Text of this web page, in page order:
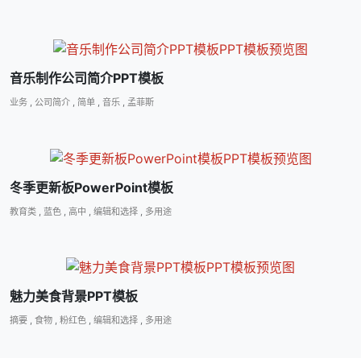
音乐制作公司简介PPT模板
业务 , 公司简介 , 简单 , 音乐 , 孟菲斯
冬季更新板PowerPoint模板
教育类 蓝色 高中 编辑和选择 多用途
魅力美食背景PPT模板
摘要 , 食物 , 粉红色 , 编辑和选择 , 多用途